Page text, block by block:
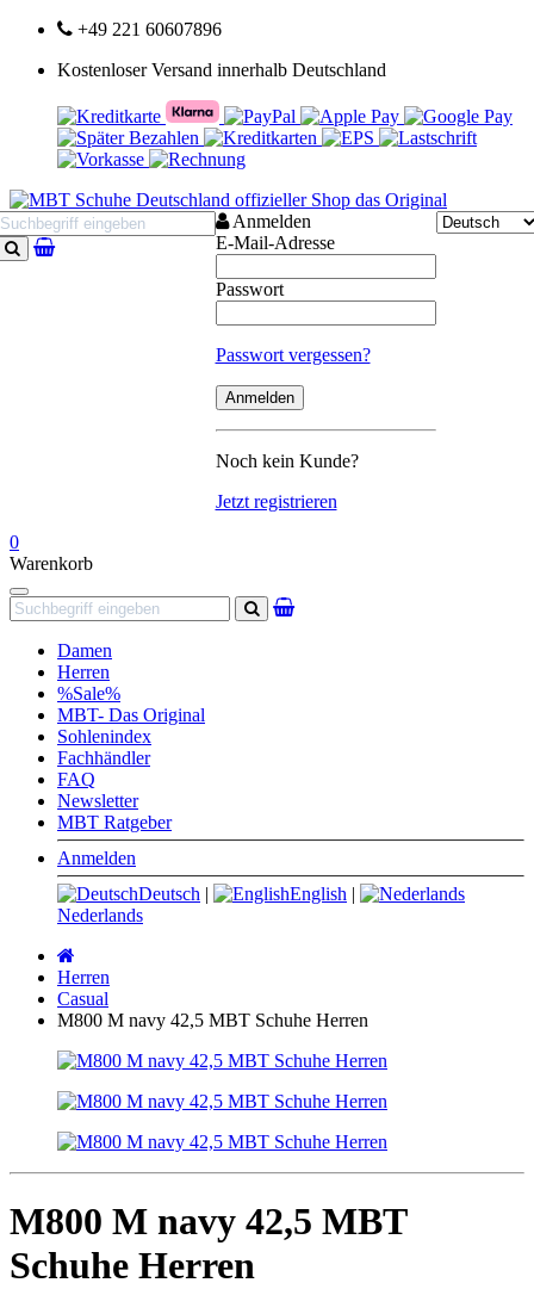
+49 221 60607896
Kostenloser Versand innerhalb Deutschland
Suchen
Anmelden
E-Mail-Adresse
Passwort
Passwort vergessen?
Noch kein Kunde?
Jetzt registrieren
0
Warenkorb
Navigation
Suchen
Damen
Herren
%Sale%
MBT- Das Original
Sohlenindex
Fachhändler
FAQ
Newsletter
MBT Ratgeber
Anmelden
Deutsch | English |
Nederlands
Herren
Casual
M800 M navy 42,5 MBT Schuhe Herren
M800 M navy 42,5 MBT
Schuhe Herren